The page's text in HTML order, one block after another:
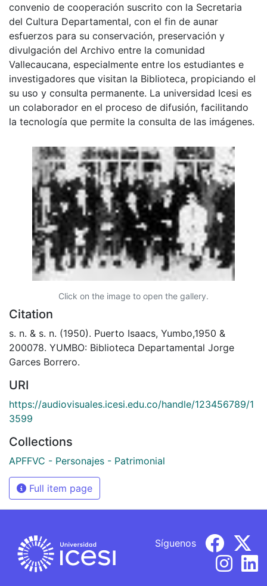
convenio de cooperación suscrito con la Secretaria
del Cultura Departamental, con el fin de aunar
esfuerzos para su conservación, preservación y
divulgación del Archivo entre la comunidad
Vallecaucana, especialmente entre los estudiantes e
investigadores que visitan la Biblioteca, propiciando el
su uso y consulta permanente. La universidad Icesi es
un colaborador en el proceso de difusión, facilitando
la tecnología que permite la consulta de las imágenes.
Click on the image to open the gallery.
Citation
s. n. & s. n. (1950). Puerto Isaacs, Yumbo,1950 &
200078. YUMBO: Biblioteca Departamental Jorge
Garces Borrero.
URI
https://audiovisuales.icesi.edu.co/handle/123456789/1
3599
Collections
APFFVC - Personajes - Patrimonial
Full item page
Síguenos